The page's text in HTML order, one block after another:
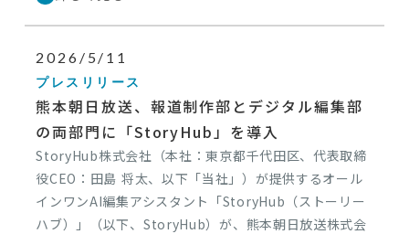
2026/5/11
プレスリリース
熊本朝日放送、報道制作部とデジタル編集部
の両部門に「StoryHub」を導入
StoryHub株式会社（本社：東京都千代田区、代表取締
役CEO：田島 将太、以下「当社」）が提供するオール
インワンAI編集アシスタント「StoryHub（ストーリー
ハブ）」（以下、StoryHub）が、熊本朝日放送株式会